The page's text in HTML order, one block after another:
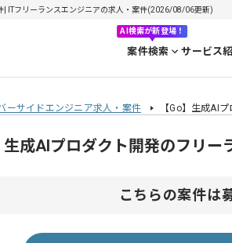
| ITフリーランスエンジニアの求人・案件(2026/08/06更新)
AI検索が新登場！
案件検索 サービス
ーサイドエンジニア求人・案件 【Go】生成AI
生成AIプロダクト開発のフリー
こちらの案件は